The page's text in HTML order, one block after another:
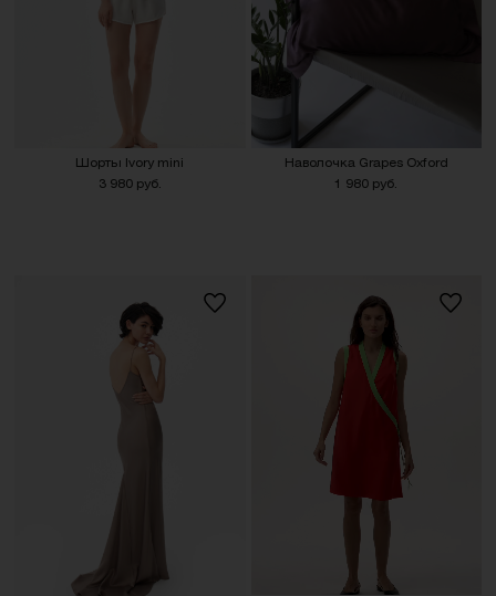
Шорты Ivory mini
3 980 руб.
Наволочка Grapes Oxford
1 980 руб.